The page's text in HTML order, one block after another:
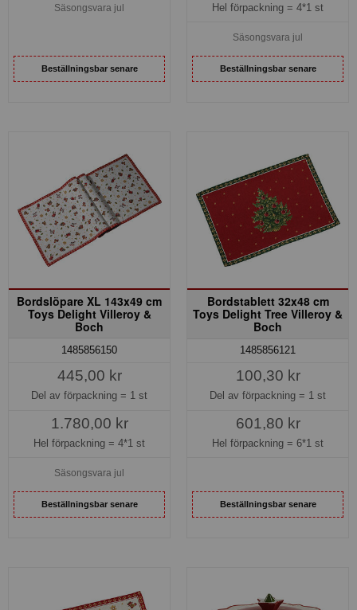
Säsongsvara jul
Beställningsbar senare
Hel förpackning = 4*1 st
Säsongsvara jul
Beställningsbar senare
Bordslöpare XL 143x49 cm
Toys Delight Villeroy &
Boch
1485856150
445,00 kr
Del av förpackning = 1 st
1.780,00 kr
Hel förpackning = 4*1 st
Säsongsvara jul
Beställningsbar senare
Bordstablett 32x48 cm
Toys Delight Tree Villeroy &
Boch
1485856121
100,30 kr
Del av förpackning = 1 st
601,80 kr
Hel förpackning = 6*1 st
Beställningsbar senare